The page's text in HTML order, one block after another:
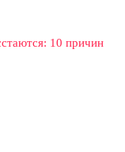
10 причин